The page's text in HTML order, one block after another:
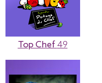
Top Chef49